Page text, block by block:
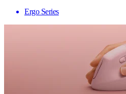
Ergo Series